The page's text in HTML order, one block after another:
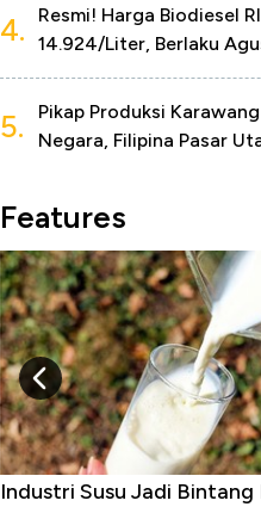
4.
Resmi! Harga Biodiesel
14.924/Liter, Berlaku
5.
Pikap Produksi
Negara, Filipina Pasar
Features
Industri Susu Jadi Bintang